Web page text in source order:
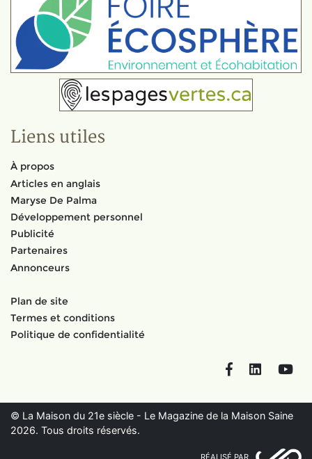
Liens utiles
À propos
Articles en anglais
Maryse De Palma
Développement personnel
Publicité
Partenaires
Annonceurs
Plan de site
Termes et conditions
Politique de confidentialité
FacebookLinkedIn
© La Maison du 21e siècle - Le Magazine de la Maison Saine
2026. Tous droits réservés.
RÉALISÉ PAR